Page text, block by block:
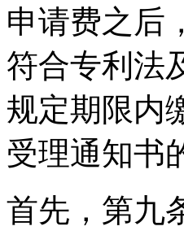
申请费之后
符合专利法
规定期限内
受理通知书
首先，第九